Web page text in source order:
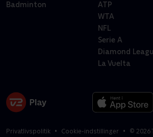
Badminton
ATP
WTA
NFL
Serie A
Diamond
La Vuelta
Privatlivspolitik Cookie-indstillinger © 2026